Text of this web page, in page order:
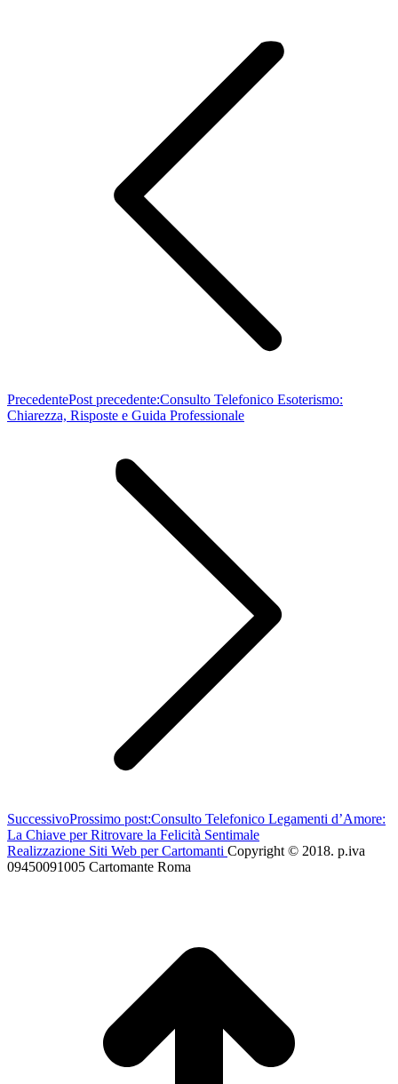
PrecedentePost precedente:Consulto Telefonico Esoterismo:
Chiarezza, Risposte e Guida Professionale
SuccessivoProssimo post:Consulto Telefonico Legamenti d’Amore:
La Chiave per Ritrovare la Felicità Sentimale
Realizzazione Siti Web per Cartomanti Copyright © 2018. p.iva
09450091005 Cartomante Roma